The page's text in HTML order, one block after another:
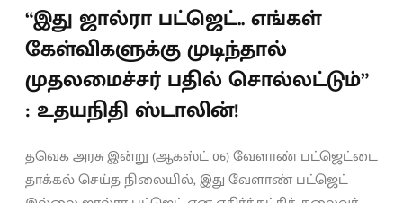
“இது ஜால்ரா பட்ஜெட்.. எங்கள்
கேள்விகளுக்கு முடிந்தால்
முதலமைச்சர் பதில் சொல்லட்டும்”
: உதயநிதி ஸ்டாலின்!
தவெக அரசு இன்று (ஆகஸ்ட் 06) வேளாண் பட்ஜெட்டை
தாக்கல் செய்த நிலையில், இது வேளாண் பட்ஜெட்